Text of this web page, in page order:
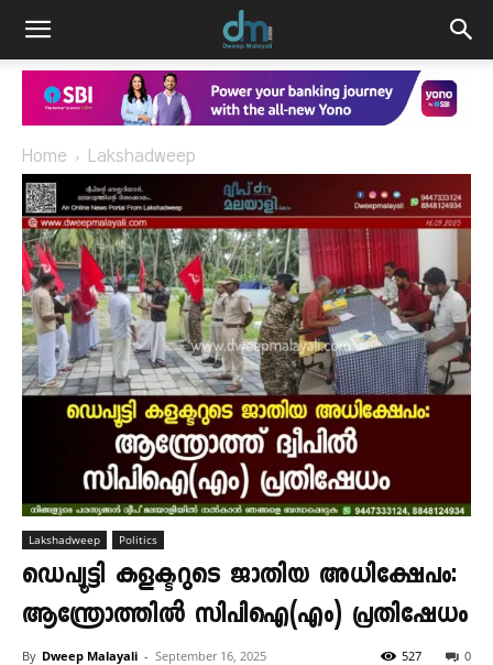
Home Lakshadweep
Lakshadweep Politics
ഡെപ്യൂട്ടി കളക്ടറുടെ ജാതിയ അധിക്ഷേപം:
ആന്ത്രോത്തിൽ സിപിഐ(എം) പ്രതിഷേധം
By Dweep Malayali - September 16, 2025 0
527